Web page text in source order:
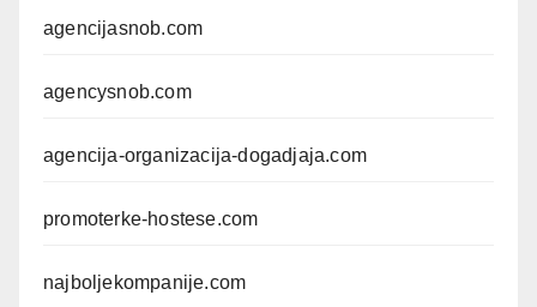
agencijasnob.com
agencysnob.com
agencija-organizacija-dogadjaja.com
promoterke-hostese.com
najboljekompanije.com